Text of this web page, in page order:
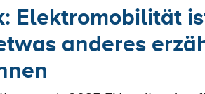
Elektromobilität
anderes